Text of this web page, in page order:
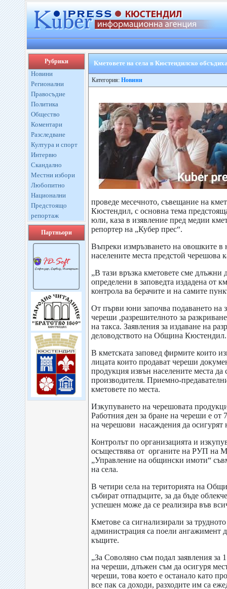
Рубрики
Новини
Регионални
Правосъдие
Политика
Общество
Коментари
Разследване
Култура и спорт
Интервю
Скандално
Местни избори
Любопитно
Национални
Предстоящо
репортаж
Партньори
Кметовете на села в Кюстендилско
Категория: Новини
проведе месечното, съвещание на
Кюстендил, с основна тема
юли, каза в изявление пред медии
репортер на „Кубер прес“.
Въпреки измръзването на овошките
населените места предстой черешова
„В тази връзка кметовете сме
определени в заповедта издадена от
контрола ва берачите и на самите
От първи юни започва подаването на
череши ,разрешителното за
на такса. Заявления за издаване на
деловодството на Община Кюстендил.
В кметската заповед фирмите които
лицата които продават череши
продукция извън населените места
производителя. Приемно-
кметовете по места.
Изкупуването на черешовата
Работния ден за бране на череши е
на черешови насаждения да осигурят
Контролът по организацията и
осъществява от органите на РУП
„Управление на общински имоти“
на села.
В четири села на територията на
събират отпадъците, за да бъде
успешен може да се реализира във
Кметове са сигнализирали за
администрация са поели ангажимент
къщите.
„За Соволяно съм подал заявления за
на череши, длъжен съм да осигуря
череши, това което е останало като
все пак са доходи, разходите им са